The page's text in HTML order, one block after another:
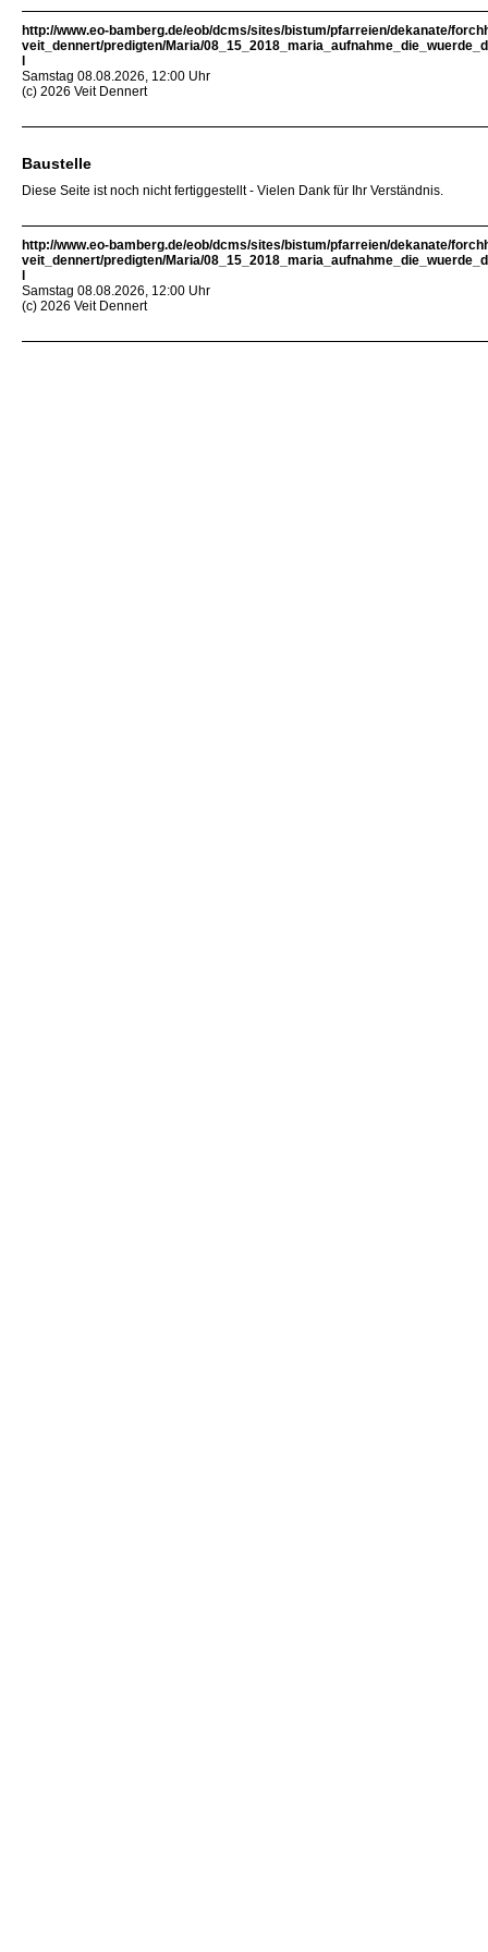
http://www.eo-bamberg.de/eob/dcms/sites/bistum/pfarreien/dekanate/
veit_dennert/predigten/Maria/
Samstag 08.08.2026, 12:00 Uhr
(c) 2026 Veit Dennert
Baustelle
Diese Seite ist noch nicht fertiggestellt - Vielen Dank für Ihr Verständnis.
http://www.eo-bamberg.de/eob/dcms/sites/bistum/pfarreien/dekanate/
veit_dennert/predigten/Maria/
Samstag 08.08.2026, 12:00 Uhr
(c) 2026 Veit Dennert